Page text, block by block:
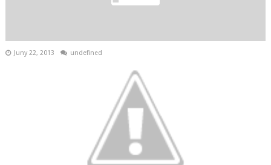
Juny 22, 2013 undefined